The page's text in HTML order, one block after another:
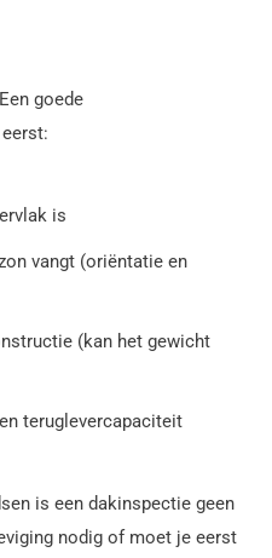
goede
is
vangt (oriëntatie en
(kan het gewicht
teruglevercapaciteit
is een dakinspectie geen
nodig of moet je eerst